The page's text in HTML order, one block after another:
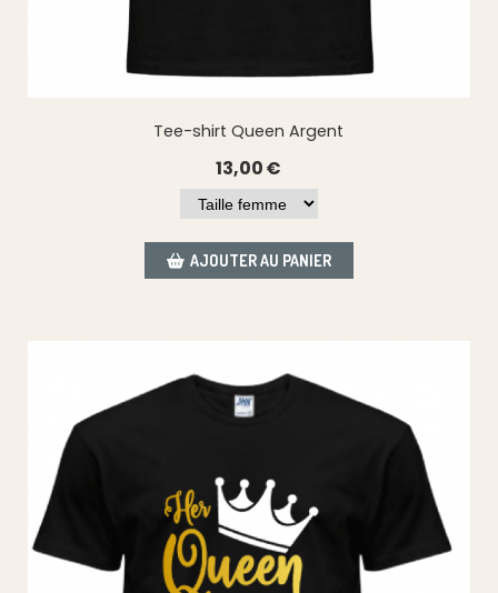
Tee-shirt Queen Argent
13,00€
AJOUTER AU PANIER